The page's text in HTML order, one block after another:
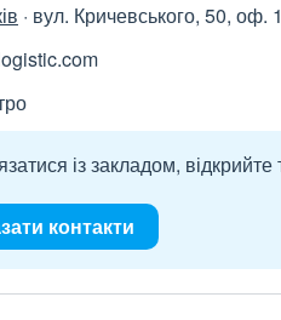
· вул. Кричевського, 50, оф.
із закладом,
контакти